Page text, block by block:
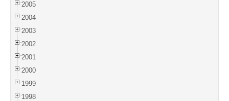
2005
2004
2003
2002
2001
2000
1999
1998